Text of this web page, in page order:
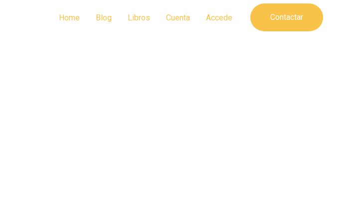
Home Blog Libros Cuenta Accede Contactar